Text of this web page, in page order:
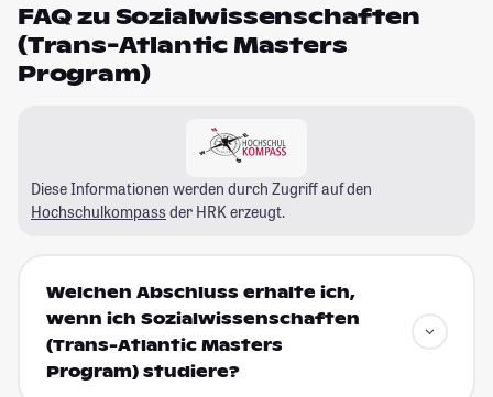
FAQ zu Sozialwissenschaften
(Trans-Atlantic Masters
Program)
Diese Informationen werden durch Zugriff auf den
Hochschulkompass der HRK erzeugt.
Welchen Abschluss erhalte ich,
wenn ich Sozialwissenschaften
(Trans-Atlantic Masters
Program) studiere?